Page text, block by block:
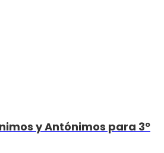
y Antónimos para 3º